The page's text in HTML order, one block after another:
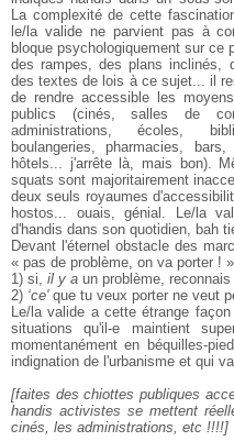
La complexité de cette
le/la valide ne parvient pas à
bloque psychologiquement sur ce
des rampes, des plans inclinés,
des textes de lois à ce sujet... il
de rendre accessible les
publics (cinés, salles de
administrations, écoles,
boulangeries, pharmacies,
hôtels... j'arrête là, mais bon).
squats sont majoritairement
deux seuls royaumes
hostos... ouais, génial. Le/la
d'handis dans son quotidien, bah
Devant l'éternel obstacle des
« pas de problème, on va porter !
1) si, il y a un problème, reconnais
2) ‘ce'que tu veux porter ne veut
Le/la valide a cette étrange
situations qu'il-e maintient
momentanément en béquilles-
indignation de l'urbanisme et qui
[faites des chiottes publiques
handis activistes se mettent
cinés, les administrations, etc !!!!]